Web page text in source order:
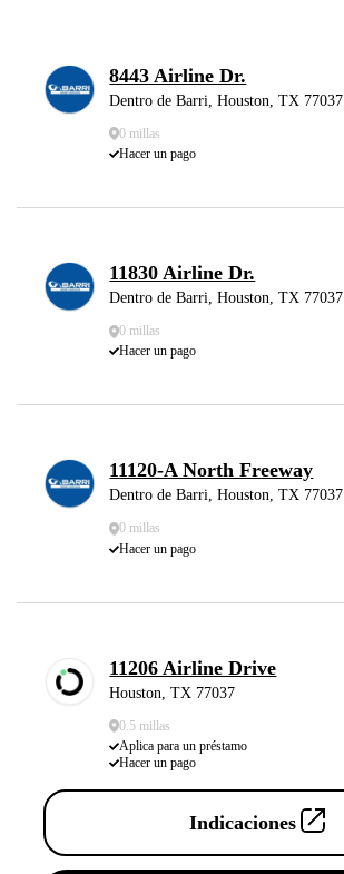
8443 Airline Dr.
Dentro de Barri, Houston, TX 77037
0 millas
Hacer un pago
11830 Airline Dr.
Dentro de Barri, Houston, TX 77037
0 millas
Hacer un pago
11120-A North Freeway
Dentro de Barri, Houston, TX 77037
0 millas
Hacer un pago
11206 Airline Drive
Houston, TX 77037
0.5 millas
Aplica para un préstamo
Hacer un pago
Indicaciones